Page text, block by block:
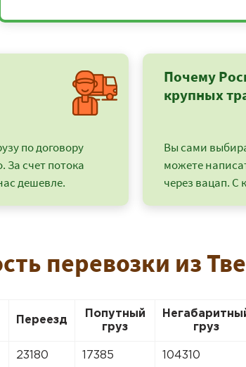
по договору
За счет потока
дешевле.
Почему
крупных
Вы сами
можете
через вацап. С
перевозки из
Переезд
Попутный
груз
груз
23180 17385 104310